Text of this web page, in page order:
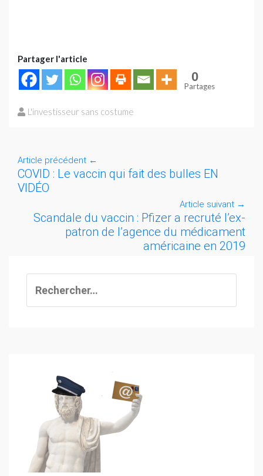
Partager l'article
0
Partages
L'investisseur sans costume
Article précédent ←
COVID : Le vaccin qui fait des bulles EN
VIDÉO
Article suivant →
Scandale du vaccin : Pfizer a recruté l’ex-
patron de l’agence du médicament
américaine en 2019